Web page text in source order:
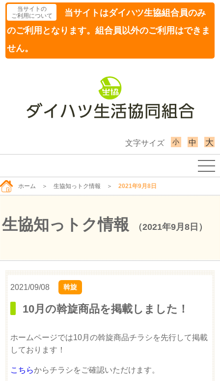
当サイトの
ご利用について
当サイトはダイハツ生協組合員のみ
のご利用となります。組合員以外のご利用はできま
せん。
文字サイズ 小 中 大
ホーム ＞ 生協知っトク情報 ＞ 2021年9月8日
生協知っトク情報 （2021年9月8日）
2021/09/08 斡旋
10月の斡旋商品を掲載しました！
ホームページでは10月の斡旋商品チラシを先行して掲載
しております！
こちらからチラシをご確認いただけます。